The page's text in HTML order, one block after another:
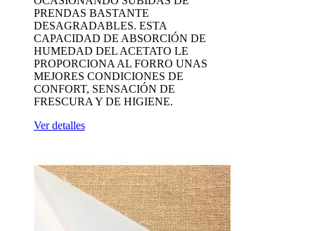
PRENDAS BASTANTE
DESAGRADABLES. ESTA
CAPACIDAD DE ABSORCIÓN DE
HUMEDAD DEL ACETATO LE
PROPORCIONA AL FORRO UNAS
MEJORES CONDICIONES DE
CONFORT, SENSACIÓN DE
FRESCURA Y DE HIGIENE.
Ver detalles